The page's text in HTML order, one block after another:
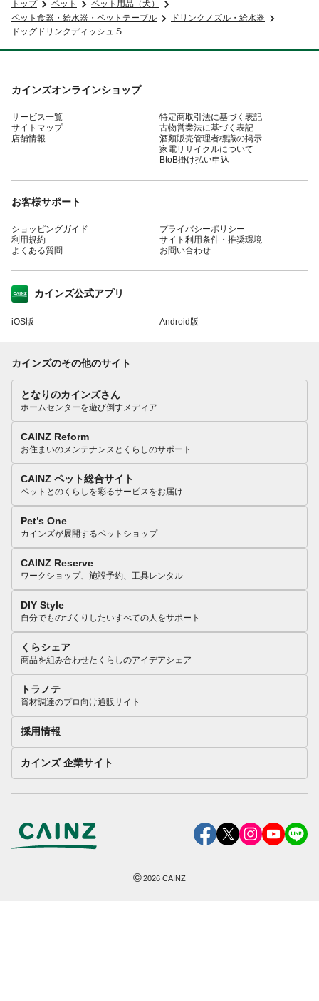
トップ ペット
ペット用品（犬）
ペット食器・給水器・ペットテーブル
ドリンクノズル・給水器
ドッグドリンクディッシュ S
カインズオンラインショップ
サービス一覧
サイトマップ
店舗情報
特定商取引法に基づく表記
古物営業法に基づく表記
酒類販売管理者標識の掲示
家電リサイクルについて
BtoB掛け払い申込
お客様サポート
ショッピングガイド
利用規約
よくある質問
プライバシーポリシー
サイト利用条件・推奨環境
お問い合わせ
カインズ公式アプリ
iOS版 Android版
カインズのその他のサイト
となりのカインズさん
ホームセンターを遊び倒すメディア
CAINZ Reform
お住まいのメンテナンスとくらしのサポート
CAINZ ペット総合サイト
ペットとのくらしを彩るサービスをお届け
Pet’s One
カインズが展開するペットショップ
CAINZ Reserve
ワークショップ、施設予約、工具レンタル
DIY Style
自分でものづくりしたいすべての人をサポート
くらシェア
商品を組み合わせたくらしのアイデアシェア
トラノテ
資材調達のプロ向け通販サイト
採用情報
カインズ 企業サイト
©2026 CAINZ